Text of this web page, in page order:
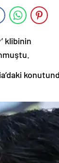
klibinin